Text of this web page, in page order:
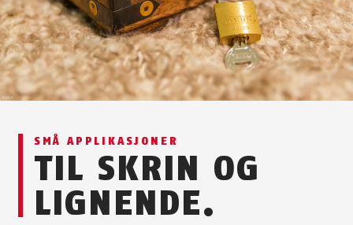
SMÅ APPLIKASJONER
TIL SKRIN OG
LIGNENDE.